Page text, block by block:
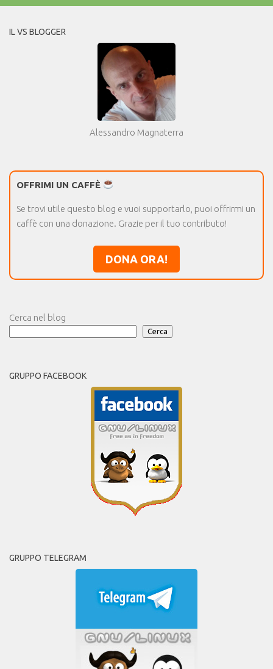
IL VS BLOGGER
Alessandro Magnaterra
OFFRIMI UN CAFFÈ
Se trovi utile questo blog e vuoi supportarlo, puoi offrirmi un
caffè con una donazione. Grazie per il tuo contributo!
DONA ORA!
Cerca nel blog
Cerca
GRUPPO FACEBOOK
GRUPPO TELEGRAM